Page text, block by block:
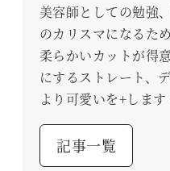
美容師としての勉強
のカリスマになるた
柔らかいカットが得
にするストレート、
より可愛いを+しま
記事一覧